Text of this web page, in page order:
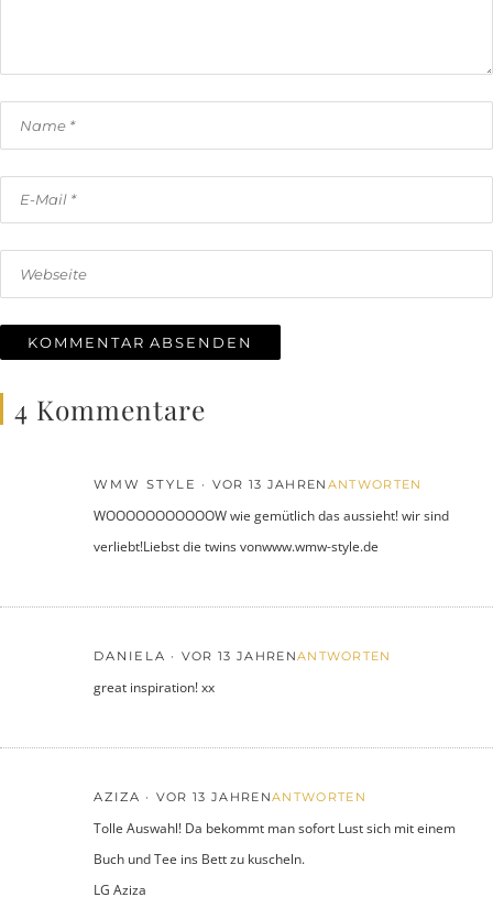
4 Kommentare
WMW STYLE VOR 13 JAHREN ANTWORTEN
WOOOOOOOOOOOW wie gemütlich das aussieht! wir sind
verliebt!Liebst die twins vonwww.wmw-style.de
DANIELA VOR 13 JAHRENANTWORTEN
great inspiration! xx
AZIZA VOR 13 JAHRENANTWORTEN
Tolle Auswahl! Da bekommt man sofort Lust sich mit einem
Buch und Tee ins Bett zu kuscheln.
LG Aziza